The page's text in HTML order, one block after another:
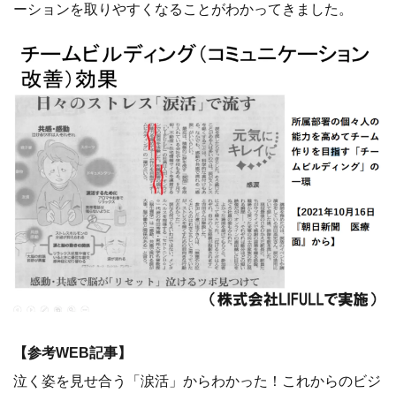
ーションを取りやすくなることがわかってきました。
【参考WEB記事】
泣く姿を見せ合う「涙活」からわかった！これからのビジ